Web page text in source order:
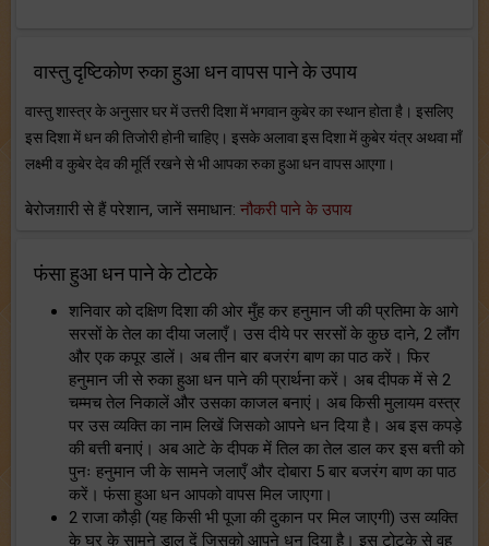
वास्तु दृष्टिकोण रुका हुआ धन वापस पाने के उपाय
वास्तु शास्त्र के अनुसार घर में उत्तरी दिशा में भगवान कुबेर का स्थान होता है। इसलिए
इस दिशा में धन की तिजोरी होनी चाहिए। इसके अलावा इस दिशा में कुबेर यंत्र अथवा माँ
लक्ष्मी व कुबेर देव की मूर्ति रखने से भी आपका रुका हुआ धन वापस आएगा।
बेरोजग़ारी से हैं परेशान, जानें समाधान: नौकरी पाने के उपाय
फंसा हुआ धन पाने के टोटके
शनिवार को दक्षिण दिशा की ओर मुँह कर हनुमान जी की प्रतिमा के आगे
सरसों के तेल का दीया जलाएँ। उस दीये पर सरसों के कुछ दाने, 2 लौंग
और एक कपूर डालें। अब तीन बार बजरंग बाण का पाठ करें। फिर
हनुमान जी से रुका हुआ धन पाने की प्रार्थना करें। अब दीपक में से 2
चम्मच तेल निकालें और उसका काजल बनाएं। अब किसी मुलायम वस्त्र
पर उस व्यक्ति का नाम लिखें जिसको आपने धन दिया है। अब इस कपड़े
की बत्ती बनाएं। अब आटे के दीपक में तिल का तेल डाल कर इस बत्ती को
पुनः हनुमान जी के सामने जलाएँ और दोबारा 5 बार बजरंग बाण का पाठ
करें। फंसा हुआ धन आपको वापस मिल जाएगा।
2 राजा कौड़ी (यह किसी भी पूजा की दुकान पर मिल जाएगी) उस व्यक्ति
के घर के सामने डाल दें जिसको आपने धन दिया है। इस टोटके से वह